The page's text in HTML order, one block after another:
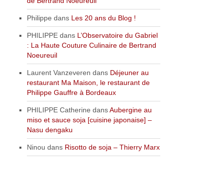
Philippe dans Les 20 ans du Blog !
PHILIPPE dans L’Observatoire du Gabriel
: La Haute Couture Culinaire de Bertrand
Noeureuil
Laurent Vanzeveren dans Déjeuner au
restaurant Ma Maison, le restaurant de
Philippe Gauffre à Bordeaux
PHILIPPE Catherine dansAubergine au
miso et sauce soja [cuisine japonaise] –
Nasu dengaku
Ninou dans Risotto de soja – Thierry Marx